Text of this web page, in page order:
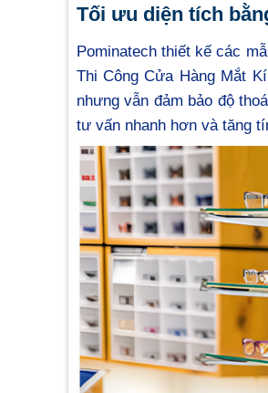
Tối ưu diện tích
Pominatech thiết kế các
Thi Công Cửa Hàng Mắt
nhưng vẫn đảm bảo độ
tư vấn nhanh hơn và tăng